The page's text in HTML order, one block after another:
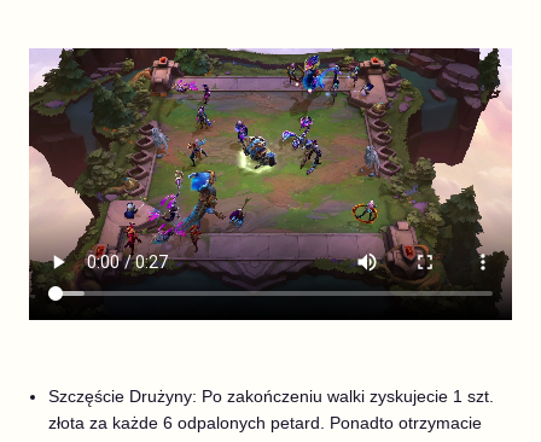
Szczęście Drużyny: Po zakończeniu walki zyskujecie 1 szt.
złota za każde 6 odpalonych petard. Ponadto otrzymacie